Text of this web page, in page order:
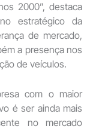
2000”, destaca
estratégico da
de mercado,
a presença nos
de veículos.
com o maior
é ser ainda mais
no mercado